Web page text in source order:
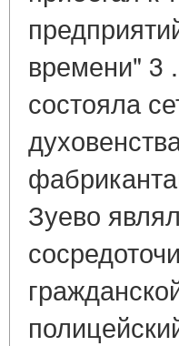
времени" 3
состояла
Зуево